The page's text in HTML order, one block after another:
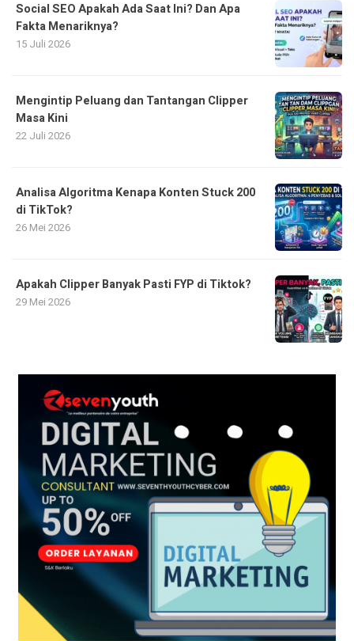
Social SEO Apakah Ada Saat Ini? Dan Apa
Fakta Menariknya?
15 Juli 2026
Mengintip Peluang dan Tantangan Clipper
Masa Kini
22 Juli 2026
Analisa Algoritma Kenapa Konten Stuck 200
di TikTok?
26 Mei 2026
Apakah Clipper Banyak Pasti FYP di Tiktok?
29 Mei 2026